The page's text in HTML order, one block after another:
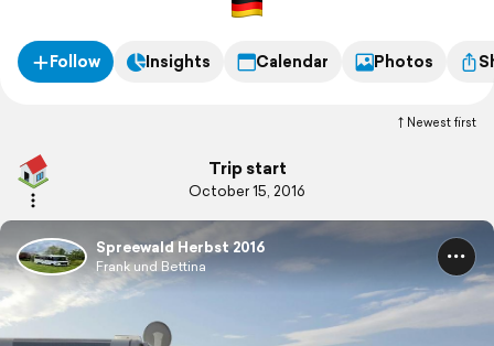
Follow Insights Calendar Photos
Newest first
Trip start
October 15, 2016
Spreewald Herbst 2016
Frank und Bettina